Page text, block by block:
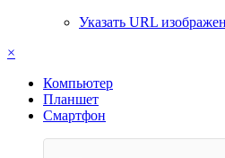
Указать URL
×
Компьютер
Планшет
Смартфон